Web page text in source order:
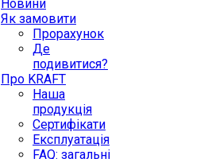
Новини
Як замовити
Прорахунок
Де
подивитися?
Про KRAFT
Наша
продукція
Сертифікати
Експлуатація
FAQ: загальні